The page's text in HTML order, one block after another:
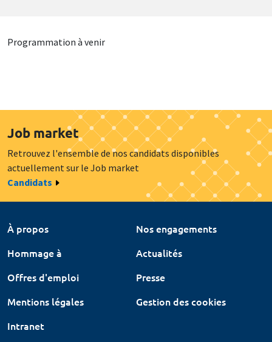
Programmation à venir
Job market
Retrouvez l'ensemble de nos candidats disponibles
actuellement sur le Job market
Candidats
À propos
Nos engagements
Hommage à
Actualités
Offres d'emploi
Presse
Mentions légales
Gestion des cookies
Intranet